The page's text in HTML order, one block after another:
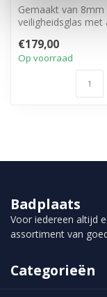
Gemaakt van 8mm
veiligheidsglas met
stabilisati...
€179,00
Op voorraad
Badplaats
Voor iedereen altijd
assortiment van
Categorieën